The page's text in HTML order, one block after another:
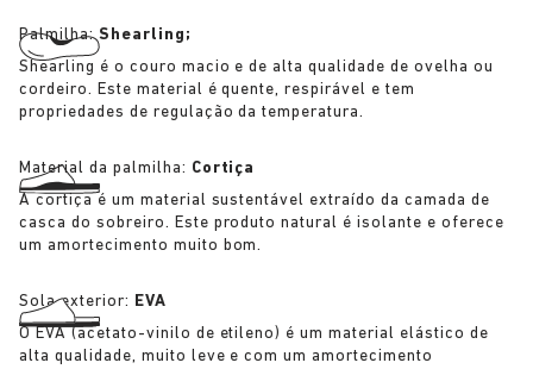
Palmilha:Shearling;
Shearling é o couro macio e de alta qualidade de ovelha ou
cordeiro. Este material é quente, respirável e tem
propriedades de regulação da temperatura.
Material da palmilha: Cortiça
A cortiça é um material sustentável extraído da camada de
casca do sobreiro. Este produto natural é isolante e oferece
um amortecimento muito bom.
Sola exterior: EVA
O EVA (acetato-vinilo de etileno) é um material elástico de
alta qualidade, muito leve e com um amortecimento